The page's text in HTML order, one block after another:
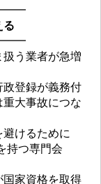
る
う業者が急増
登録が義務付
大事故につな
けるために
持つ専門会
家資格を取得